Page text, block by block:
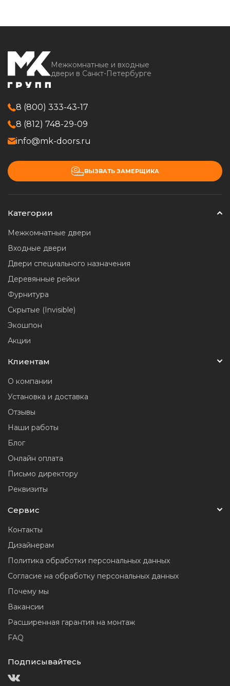
Межкомнатные и входные
двери в Санкт-Петербурге
8 (800) 333-43-17
8 (812) 748-29-09
info@mk-doors.ru
ВЫЗВАТЬ ЗАМЕРЩИКА
Категории
Межкомнатные двери
Входные двери
Двери специального назначения
Деревянные рейки
Фурнитура
Скрытые (Invisible)
Экошпон
Акции
Клиентам
О компании
Установка и доставка
Отзывы
Наши работы
Блог
Онлайн оплата
Письмо директору
Реквизиты
Сервис
Контакты
Дизайнерам
Политика обработки персональных данных
Согласие на обработку персональных данных
Почему мы
Вакансии
Расширенная гарантия на монтаж
FAQ
Подписывайтесь